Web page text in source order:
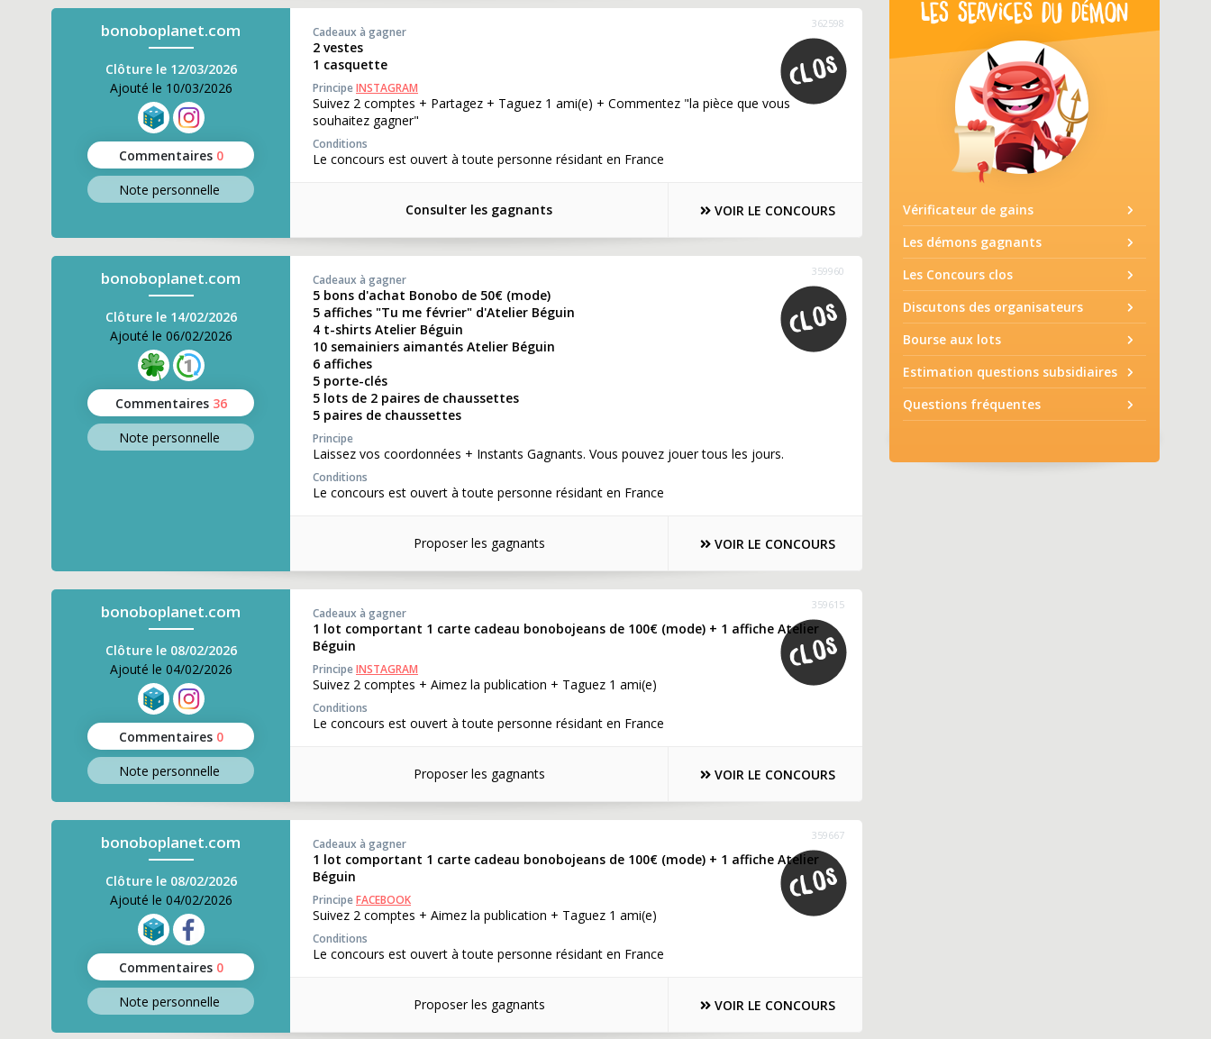
bonoboplanet.com
Clôture le 12/03/2026
Ajouté le 10/03/2026
Commentaires 0
Note personnelle
362598
Cadeaux à gagner
2 vestes
1 casquette
PrincipeINSTAGRAM
Suivez 2 comptes + Partagez + Taguez 1 ami(e) + Commentez "la pièce que vous
souhaitez gagner"
Conditions
Le concours est ouvert à toute personne résidant en France
Consulter les gagnants VOIR LE CONCOURS
bonoboplanet.com
Clôture le 14/02/2026
Ajouté le 06/02/2026
Commentaires 36
Note personnelle
359960
Cadeaux à gagner
5 bons d'achat Bonobo de 50€ (mode)
5 affiches "Tu me février" d'Atelier Béguin
4 t-shirts Atelier Béguin
10 semainiers aimantés Atelier Béguin
6 affiches
5 porte-clés
5 lots de 2 paires de chaussettes
5 paires de chaussettes
Principe
Laissez vos coordonnées + Instants Gagnants. Vous pouvez jouer tous les jours.
Conditions
Le concours est ouvert à toute personne résidant en France
Proposer les gagnants VOIR LE CONCOURS
bonoboplanet.com
Clôture le 08/02/2026
Ajouté le 04/02/2026
Commentaires 0
Note personnelle
359615
Cadeaux à gagner
1 lot comportant 1 carte cadeau bonobojeans de 100€ (mode) + 1 affiche Atelier
Béguin
PrincipeINSTAGRAM
Suivez 2 comptes + Aimez la publication + Taguez 1 ami(e)
Conditions
Le concours est ouvert à toute personne résidant en France
Proposer les gagnants VOIR LE CONCOURS
bonoboplanet.com
Clôture le 08/02/2026
Ajouté le 04/02/2026
Commentaires 0
Note personnelle
359667
Cadeaux à gagner
1 lot comportant 1 carte cadeau bonobojeans de 100€ (mode) + 1 affiche Atelier
Béguin
PrincipeFACEBOOK
Suivez 2 comptes + Aimez la publication + Taguez 1 ami(e)
Conditions
Le concours est ouvert à toute personne résidant en France
Proposer les gagnants VOIR LE CONCOURS
LES SERVICES DU DÉMON
Vérificateur de gains
Les démons gagnants
Les Concours clos
Discutons des organisateurs
Bourse aux lots
Estimation questions subsidiaires
Questions fréquentes